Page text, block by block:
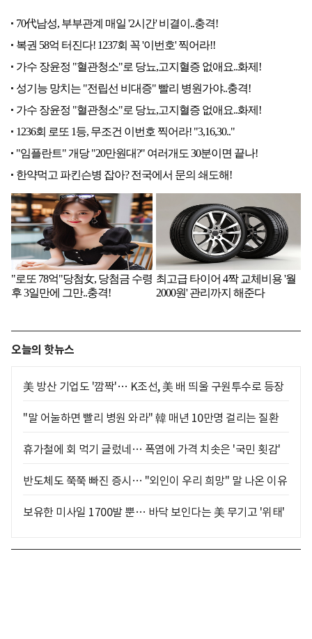
오늘의 핫뉴스
美 방산 기업도 '깜짝'… K조선, 美 배 띄울 구원투수로 등장
"말 어눌하면 빨리 병원 와라" 韓 매년 10만명 걸리는 질환
휴가철에 회 먹기 글렀네… 폭염에 가격 치솟은 '국민 횟감'
반도체도 쭉쭉 빠진 증시… "외인이 우리 희망" 말 나온 이유
보유한 미사일 1700발 뿐… 바닥 보인다는 美 무기고 '위태'